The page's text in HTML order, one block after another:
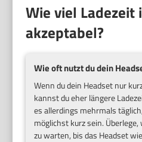
Wie viel
akzeptabel?
Wie oft nutzt du dein
Wenn du dein Headset nur
kannst du eher längere
es allerdings mehrmals
möglichst kurz sein.
zu warten, bis das Headset